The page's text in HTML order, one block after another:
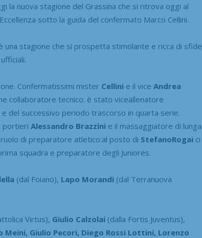
la nuova stagione del Grassina che si ritrova oggi al
sotto la guida del confermato Marco Cellini.
una stagione che si prospetta stimolante e ricca di sfide
Confermatissimi mister Cellini e il vice Andrea
collaboratore tecnico: è stato viceallenatore
del successivo periodo trascorso in quarta serie.
portieri Alessandro Brazzini e il massaggiatore di lunga
di preparatore atletico:al posto di StefanoRogai ci
squadra e preparatore degli Juniores.
(dal Foiano), Lapo Morandi (dal Terranuova
Virtus), Giulio Calzolai (dalla Fortis Juventus),
Meini, Giulio Pecori, Diego Rossi Lottini, Lorenzo